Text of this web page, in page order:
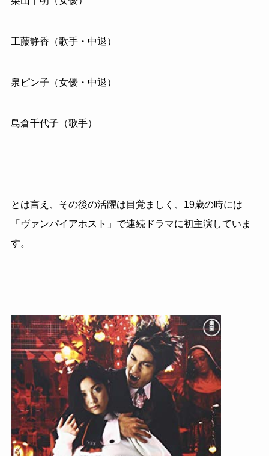
工藤静香（歌手・中退）
泉ピン子（女優・中退）
島倉千代子（歌手）
とは言え、その後の活躍は目覚ましく、 19歳の時には
「ヴァンパイアホスト」で連続ドラマに初主演していま
す。